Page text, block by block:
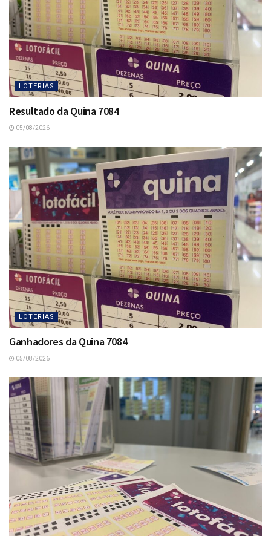
LOTERIAS
Resultado da Quina 7084
05/08/2026
LOTERIAS
Ganhadores da Quina 7084
05/08/2026